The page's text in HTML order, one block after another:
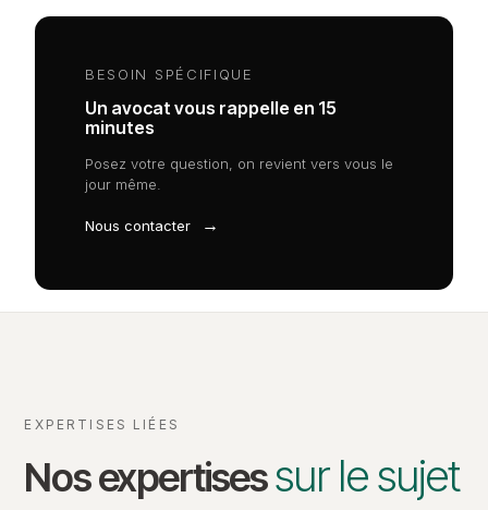
BESOIN SPÉCIFIQUE
Un avocat vous rappelle en 15
minutes
Posez votre question, on revient vers vous le
jour même.
Nous contacter →
EXPERTISES LIÉES
Nos expertisessur le sujet